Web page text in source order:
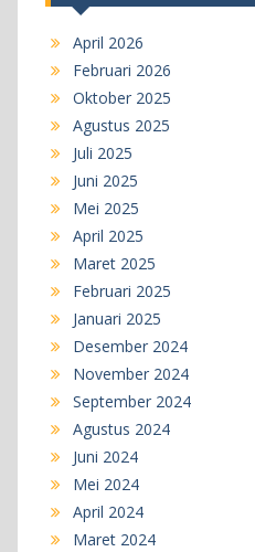
April 2026
Februari 2026
Oktober 2025
Agustus 2025
Juli 2025
Juni 2025
Mei 2025
April 2025
Maret 2025
Februari 2025
Januari 2025
Desember 2024
November 2024
September 2024
Agustus 2024
Juni 2024
Mei 2024
April 2024
Maret 2024